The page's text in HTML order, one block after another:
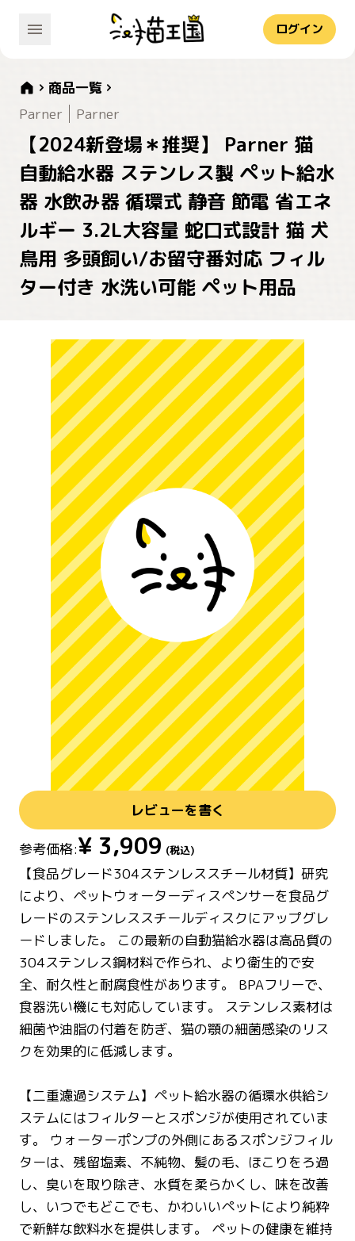
ログイン
商品一覧
Parner
Parner
【2024新登場＊推奨】 Parner 猫
自動給水器 ステンレス製 ペット給水
器 水飲み器 循環式 静音 節電 省エネ
ルギー 3.2L大容量 蛇口式設計 猫 犬
鳥用 多頭飼い/お留守番対応 フィル
ター付き 水洗い可能 ペット用品
レビューを書く
参考価格:¥ 3,909 (税込)
【食品グレード304ステンレススチール材質】研究
により、ペットウォーターディスペンサーを食品グ
レードのステンレススチールディスクにアップグレ
ードしました。 この最新の自動猫給水器は高品質の
304ステンレス鋼材料で作られ、より衛生的で安
全、耐久性と耐腐食性があります。 BPAフリーで、
食器洗い機にも対応しています。 ステンレス素材は
細菌や油脂の付着を防ぎ、猫の顎の細菌感染のリス
クを効果的に低減します。
【二重濾過システム】ペット給水器の循環水供給シ
ステムにはフィルターとスポンジが使用されていま
す。 ウォーターポンプの外側にあるスポンジフィル
ターは、残留塩素、不純物、髪の毛、ほこりをろ過
し、臭いを取り除き、水質を柔らかくし、味を改善
し、いつでもどこでも、かわいいペットにより純粋
で新鮮な飲料水を提供します。 ペットの健康を維持